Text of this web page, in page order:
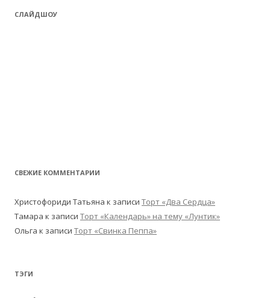
CЛАЙДШОУ
СВЕЖИЕ КОММЕНТАРИИ
Христофориди Татьяна к записи Торт «Два Сердца»
Тамара к записи Торт «Календарь» на тему «Лунтик»
Ольга к записи Торт «Свинка Пеппа»
ТЭГИ